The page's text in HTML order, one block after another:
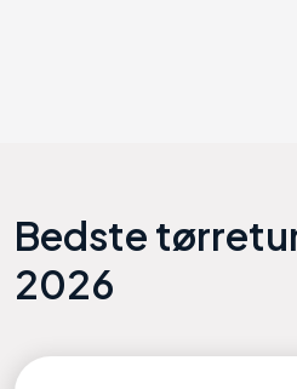
Bedste
2026